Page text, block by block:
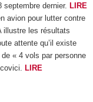
dernier. LIRE
avion pour lutter contre
illustre les résultats
attente qu’il existe
« 4 vols par personne
LIRE